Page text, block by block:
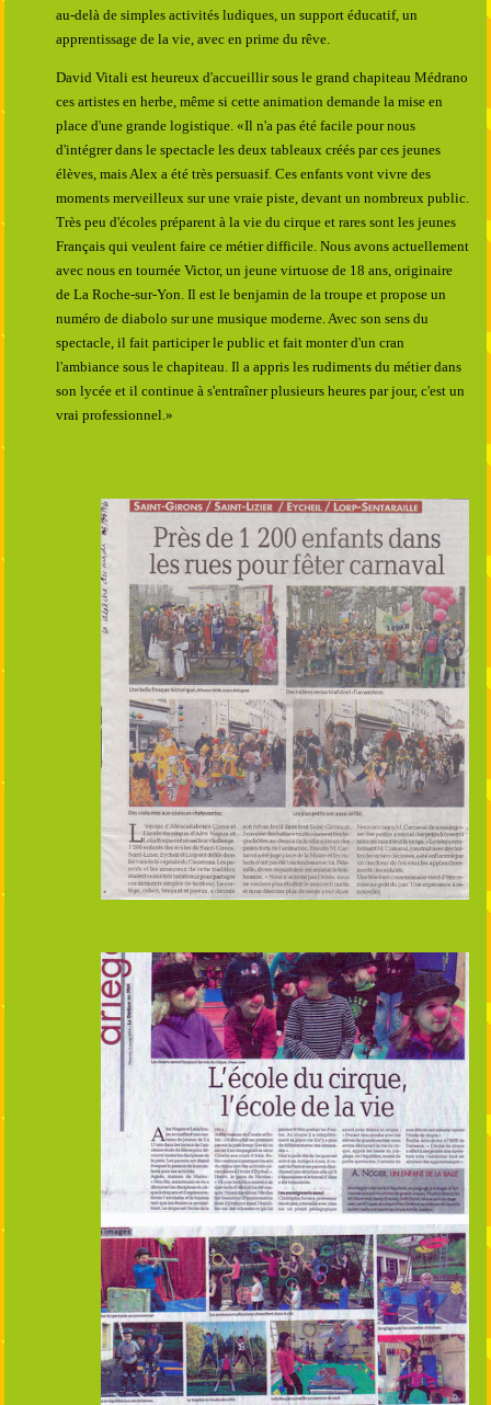
au-delà de simples activités ludiques, un support éducatif, un
apprentissage de la vie, avec en prime du rêve.
David Vitali est heureux d'accueillir sous le grand chapiteau Médrano
ces artistes en herbe, même si cette animation demande la mise en
place d'une grande logistique. «Il n'a pas été facile pour nous
d'intégrer dans le spectacle les deux tableaux créés par ces jeunes
élèves, mais Alex a été très persuasif. Ces enfants vont vivre des
moments merveilleux sur une vraie piste, devant un nombreux public.
Très peu d'écoles préparent à la vie du cirque et rares sont les jeunes
Français qui veulent faire ce métier difficile. Nous avons actuellement
avec nous en tournée Victor, un jeune virtuose de 18 ans, originaire
de La Roche-sur-Yon. Il est le benjamin de la troupe et propose un
numéro de diabolo sur une musique moderne. Avec son sens du
spectacle, il fait participer le public et fait monter d'un cran
l'ambiance sous le chapiteau. Il a appris les rudiments du métier dans
son lycée et il continue à s'entraîner plusieurs heures par jour, c'est un
vrai professionnel.»